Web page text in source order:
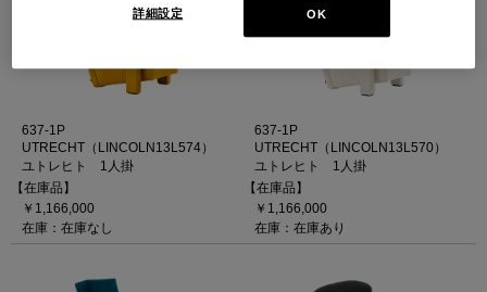
637-1P
UTRECHT（LINCOLN13L574）
ユトレヒト 1人掛
【在庫品】
￥1,166,000
在庫：在庫なし
637-1P
UTRECHT（LINCOLN13L570）
ユトレヒト 1人掛
【在庫品】
￥1,166,000
在庫：在庫あり
OK
詳細設定